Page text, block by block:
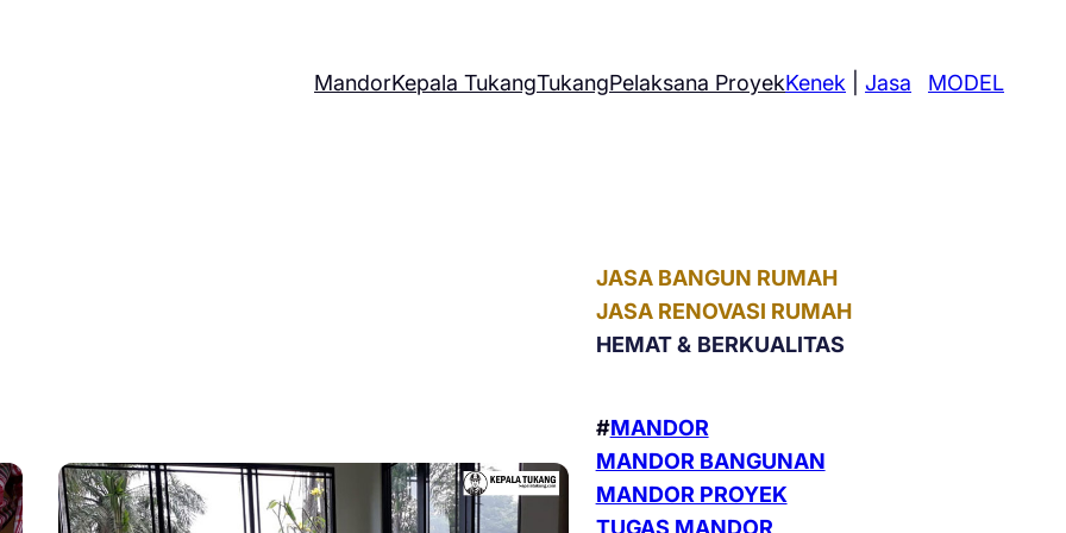
MandorKepala TukangTukangPelaksana ProyekKenek |Jasa MODEL
JASA BANGUN RUMAH
JASA RENOVASI RUMAH
HEMAT & BERKUALITAS
#MANDOR
MANDOR BANGUNAN
MANDOR PROYEK